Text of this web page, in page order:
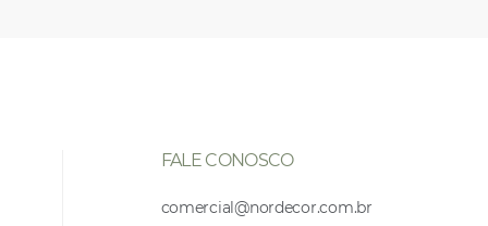
FALE CONOSCO
comercial@nordecor.com.br